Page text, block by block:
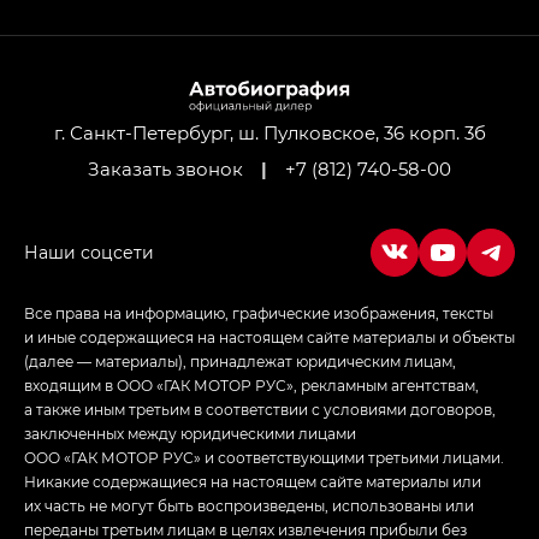
Джи Ти — GT, Джи Икс — GX,
Джи Икс ПРЕМИУМ — GX PREMIUM, ЛАУНЖ —
LOUNGE
Empow — Эмпау (Empow) в комплектации
г. Санкт-Петербург, ш. Пулковское, 36 корп. 3б
Заказать звонок
| +7 (812) 740-58-00
Все права на информацию, графические изображения, тексты
и иные содержащиеся на настоящем сайте материалы и объекты
(далее — материалы), принадлежат юридическим лицам,
входящим в ООО «ГАК МОТОР РУС», рекламным агентствам,
а также иным третьим в соответствии с условиями договоров,
заключенных между юридическими лицами
ООО «ГАК МОТОР РУС» и соответствующими третьими лицами.
Никакие содержащиеся на настоящем сайте материалы или
их часть не могут быть воспроизведены, использованы или
переданы третьим лицам в целях извлечения прибыли без